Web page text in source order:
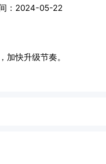
：2024-05-22
加快升级节奏。